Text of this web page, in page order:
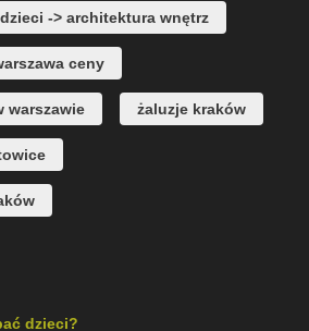
-> architektura wnętrz
ceny
warszawie żaluzje kraków
dzieci?